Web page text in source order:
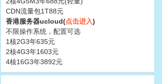
CDN流量包1T88元
香港服务器ucloud(点击进入)
不限操作系统，配置可选
1核2G3年635元
2核4G3年1603元
4核16G3年3892元